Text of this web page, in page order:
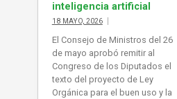
inteligencia artificial
18 MAYO, 2026
El Consejo de Ministros del 26
de mayo aprobó remitir al
Congreso de los Diputados el
texto del proyecto de Ley
Orgánica para el buen uso y la